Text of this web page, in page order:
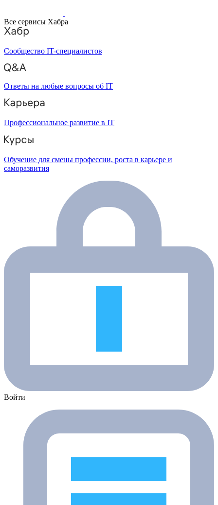
Все сервисы Хабра
Сообщество IT-специалистов
Ответы на любые вопросы об IT
Профессиональное развитие в IT
Обучение для смены профессии, роста в карьере и
саморазвития
Войти